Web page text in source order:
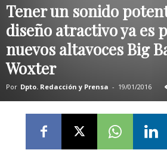
Tener un sonido
diseño atractivo ya es
nuevos altavoces Big
Woxter
Por Dpto. Redacción y Prensa - 19/01/2016